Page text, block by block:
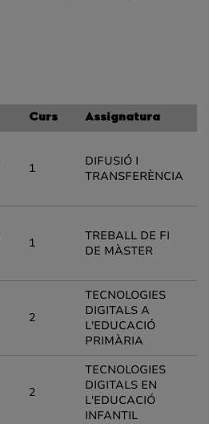
Curs Assignatura
1
DIFUSIÓ I
TRANSFERÈNCIA
1
TREBALL DE FI
DE MÀSTER
2
TECNOLOGIES
DIGITALS A
L'EDUCACIÓ
PRIMÀRIA
2
TECNOLOGIES
DIGITALS EN
L'EDUCACIÓ
INFANTIL